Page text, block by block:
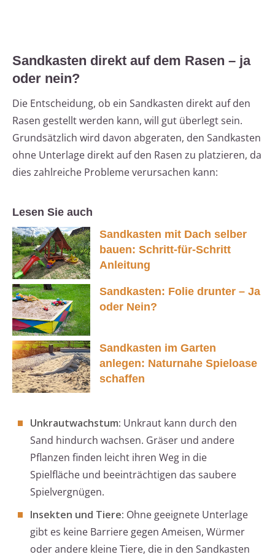
Sandkasten direkt auf dem Rasen – ja
oder nein?
Die Entscheidung, ob ein Sandkasten direkt auf den
Rasen gestellt werden kann, will gut überlegt sein.
Grundsätzlich wird davon abgeraten, den Sandkasten
ohne Unterlage direkt auf den Rasen zu platzieren, da
dies zahlreiche Probleme verursachen kann:
Lesen Sie auch
Sandkasten mit Dach selber
bauen: Schritt-für-Schritt
Anleitung
Sandkasten: Folie drunter – Ja
oder Nein?
Sandkasten im Garten
anlegen: Naturnahe Spieloase
schaffen
Unkrautwachstum: Unkraut kann durch den
Sand hindurch wachsen. Gräser und andere
Pflanzen finden leicht ihren Weg in die
Spielfläche und beeinträchtigen das saubere
Spielvergnügen.
Insekten und Tiere: Ohne geeignete Unterlage
gibt es keine Barriere gegen Ameisen, Würmer
oder andere kleine Tiere, die in den Sandkasten